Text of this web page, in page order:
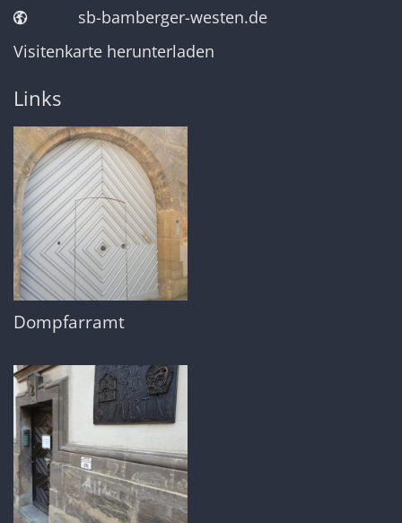
sb-bamberger-westen.de
Visitenkarte herunterladen
Links
Dompfarramt